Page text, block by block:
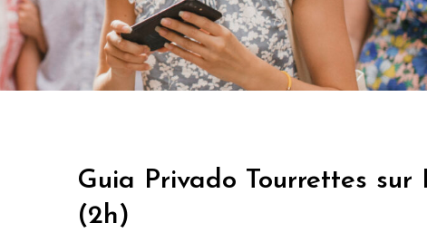
Guia Privado Tourrettes sur
(2h)